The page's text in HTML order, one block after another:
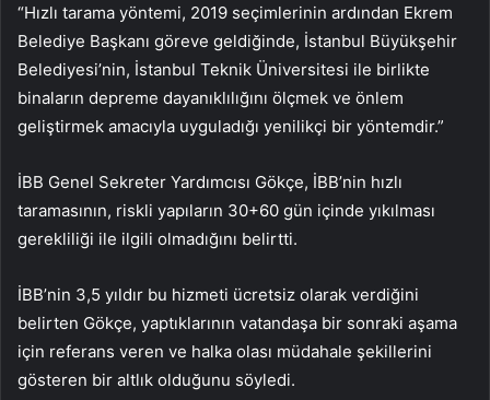
“Hızlı tarama yöntemi, 2019 seçimlerinin ardından Ekrem
Belediye Başkanı göreve geldiğinde, İstanbul Büyükşehir
Belediyesi’nin, İstanbul Teknik Üniversitesi ile birlikte
binaların depreme dayanıklılığını ölçmek ve önlem
geliştirmek amacıyla uyguladığı yenilikçi bir yöntemdir.”
İBB Genel Sekreter Yardımcısı Gökçe, İBB’nin hızlı
taramasının, riskli yapıların 30+60 gün içinde yıkılması
gerekliliği ile ilgili olmadığını belirtti.
İBB’nin 3,5 yıldır bu hizmeti ücretsiz olarak verdiğini
belirten Gökçe, yaptıklarının vatandaşa bir sonraki aşama
için referans veren ve halka olası müdahale şekillerini
gösteren bir altlık olduğunu söyledi.